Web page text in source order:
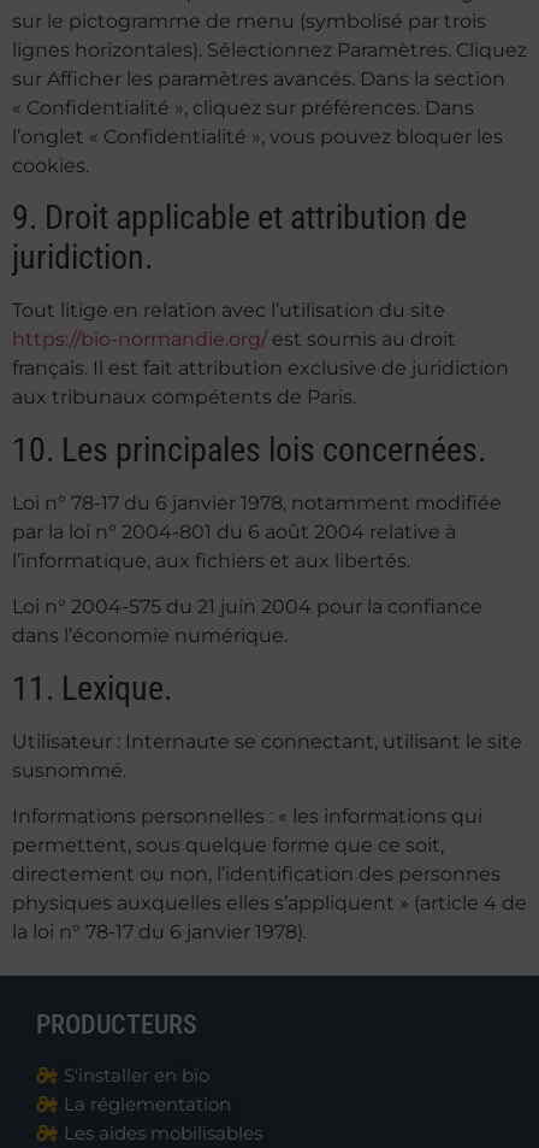
sur le pictogramme de menu (symbolisé par trois
lignes horizontales). Sélectionnez Paramètres. Cliquez
sur Afficher les paramètres avancés. Dans la section
« Confidentialité », cliquez sur préférences. Dans
l’onglet « Confidentialité », vous pouvez bloquer les
cookies.
9. Droit applicable et attribution de
juridiction.
Tout litige en relation avec l’utilisation du site
https://bio-normandie.org/ est soumis au droit
français. Il est fait attribution exclusive de juridiction
aux tribunaux compétents de Paris.
10. Les principales lois concernées.
Loi n° 78-17 du 6 janvier 1978, notamment modifiée
par la loi n° 2004-801 du 6 août 2004 relative à
l’informatique, aux fichiers et aux libertés.
Loi n° 2004-575 du 21 juin 2004 pour la confiance
dans l’économie numérique.
11. Lexique.
Utilisateur : Internaute se connectant, utilisant le site
susnommé.
Informations personnelles : « les informations qui
permettent, sous quelque forme que ce soit,
directement ou non, l’identification des personnes
physiques auxquelles elles s’appliquent » (article 4 de
la loi n° 78-17 du 6 janvier 1978).
PRODUCTEURS
S'installer en bio
La réglementation
Les aides mobilisables